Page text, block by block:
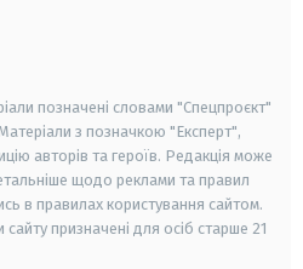
позначені словами "Спецпроєкт"
з позначкою "Експерт",
авторів та героїв. Редакція може
щодо реклами та правил
в правилах користування сайтом.
сайту призначені для осіб старше 21